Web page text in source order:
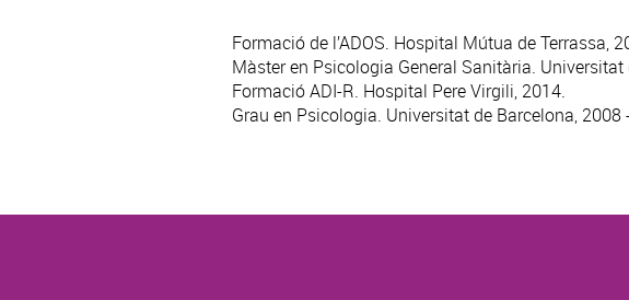
Formació de l’ADOS. Hospital Mútua de Terrassa,
Màster en Psicologia General Sanitària.
Formació ADI-R. Hospital Pere Virgili, 2014.
Grau en Psicologia. Universitat de Barcelona, 2008